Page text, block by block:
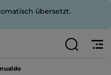
übersetzt.